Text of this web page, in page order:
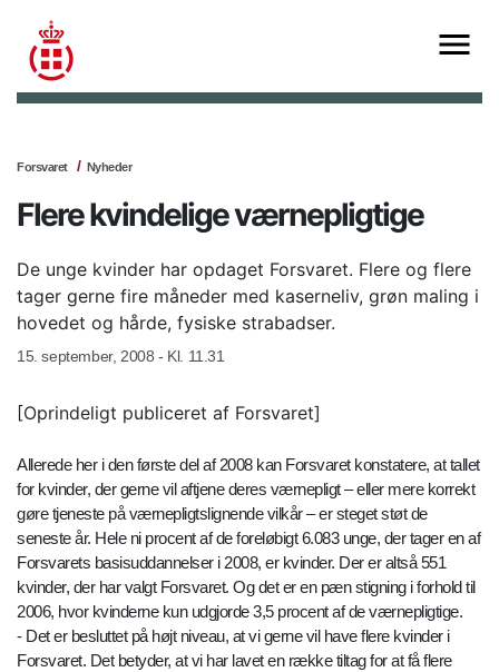
Forsvaret Nyheder
Flere kvindelige værnepligtige
De unge kvinder har opdaget Forsvaret. Flere og flere
tager gerne fire måneder med kaserneliv, grøn maling i
hovedet og hårde, fysiske strabadser.
15. september, 2008 - Kl. 11.31
[Oprindeligt publiceret af Forsvaret]
Allerede her i den første del af 2008 kan Forsvaret konstatere, at tallet
for kvinder, der gerne vil aftjene deres værnepligt – eller mere korrekt
gøre tjeneste på værnepligtslignende vilkår – er steget støt de
seneste år. Hele ni procent af de foreløbigt 6.083 unge, der tager en af
Forsvarets basisuddannelser i 2008, er kvinder. Der er altså 551
kvinder, der har valgt Forsvaret. Og det er en pæn stigning i forhold til
2006, hvor kvinderne kun udgjorde 3,5 procent af de værnepligtige.
- Det er besluttet på højt niveau, at vi gerne vil have flere kvinder i
Forsvaret. Det betyder, at vi har lavet en række tiltag for at få flere